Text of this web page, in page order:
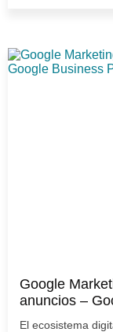
Google
anuncios –
El ecosistema